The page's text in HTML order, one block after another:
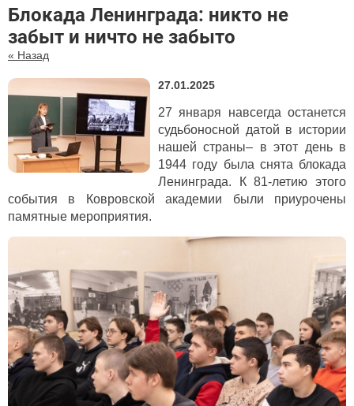
Блокада Ленинграда: никто не
забыт и ничто не забыто
« Назад
27.01.2025
27 января навсегда останется
судьбоносной датой в истории
нашей страны– в этот день в
1944 году была снята блокада
Ленинграда. К 81-летию этого
события в Ковровской академии были приурочены
памятные мероприятия.